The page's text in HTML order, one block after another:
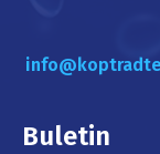
Buletin